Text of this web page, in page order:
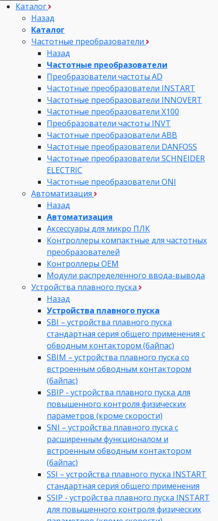
Каталог
Назад
Каталог
Частотные преобразователи
Назад
Частотные преобразователи
Преобразователи частоты AD
Частотные преобразователи INSTART
Частотные преобразователи INNOVERT
Частотные преобразователи Х100
Преобразователи частоты INVT
Частотные преобразователи ABB
Частотные преобразователи DANFOSS
Частотные преобразователи SCHNEIDER
ELECTRIC
Частотные преобразователи ONI
Автоматизация
Назад
Автоматизация
Аксессуары для микро ПЛК
Контроллеры компактные для частотных
преобразователей
Контроллеры ОЕМ
Модули распределенного ввода-вывода
Устройства плавного пуска
Назад
Устройства плавного пуска
SBI – устройства плавного пуска
стандартная серия общего применения с
обводным контактором (байпас)
SBIM – устройства плавного пуска со
встроенным обводным контактором
(байпас)
SBIP - устройства плавного пуска для
повышенного контроля физических
параметров (кроме скорости)
SNI – устройства плавного пуска с
расширенным функционалом и
встроенным обводным контактором
(байпас)
SSI – устройства плавного пуска INSTART
стандартная серия общего применения
SSIP - устройства плавного пуска INSTART
для повышенного контроля физических